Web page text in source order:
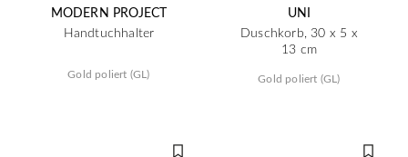
MODERN PROJECT
Handtuchhalter
Gold poliert (GL)
UNI
Duschkorb, 30 x 5 x
13 cm
Gold poliert (GL)